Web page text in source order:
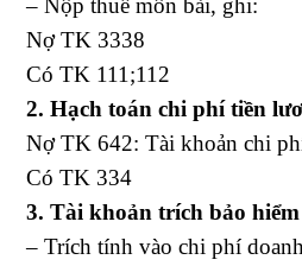
– Nộp thuế môn bài, ghi:
Nợ TK 3338
Có TK 111;112
2. Hạch toán chi phí tiền
Nợ TK 642: Tài khoản chi
Có TK 334
3. Tài khoản trích bảo
– Trích tính vào chi phí